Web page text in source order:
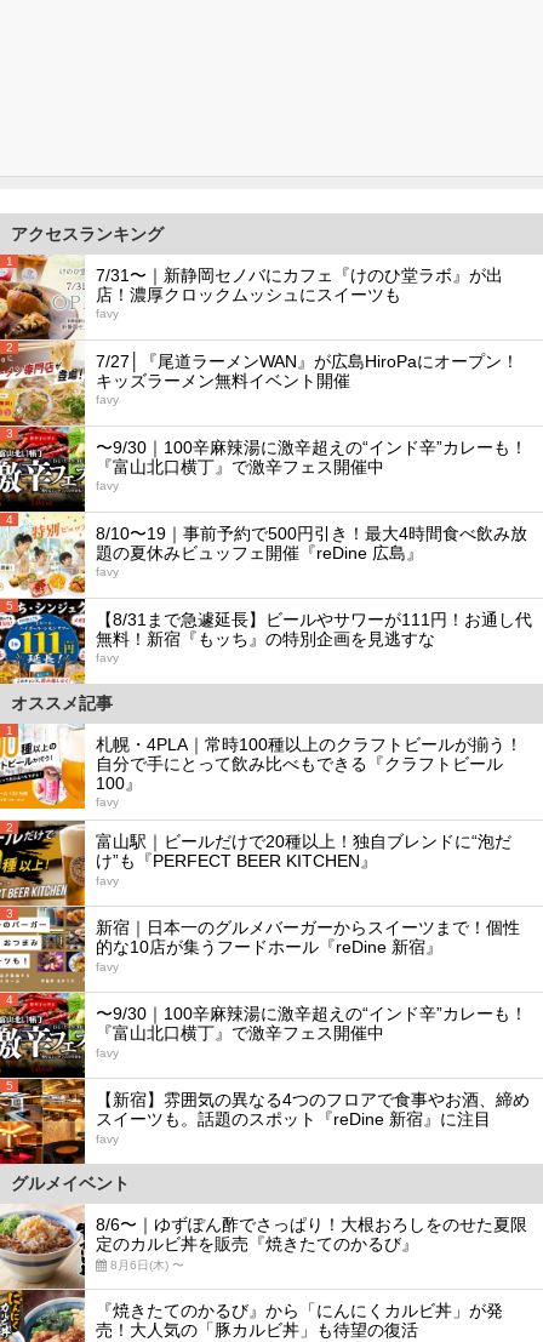
アクセスランキング
1
7/31〜｜新静岡セノバにカフェ『けのひ堂ラボ』が出
店！濃厚クロックムッシュにスイーツも
favy
2
7/27│『尾道ラーメンWAN』が広島HiroPaにオープン！
キッズラーメン無料イベント開催
favy
3
〜9/30｜100辛麻辣湯に激辛超えの“インド辛”カレーも！
『富山北口横丁』で激辛フェス開催中
favy
4
8/10〜19｜事前予約で500円引き！最大4時間食べ飲み放
題の夏休みビュッフェ開催『reDine 広島』
favy
5
【8/31まで急遽延長】ビールやサワーが111円！お通し代
無料！新宿『もッち』の特別企画を見逃すな
favy
オススメ記事
1
札幌・4PLA｜常時100種以上のクラフトビールが揃う！
自分で手にとって飲み比べもできる『クラフトビール
100』
favy
2
富山駅｜ビールだけで20種以上！独自ブレンドに“泡だ
け”も『PERFECT BEER KITCHEN』
favy
3
新宿｜日本一のグルメバーガーからスイーツまで！個性
的な10店が集うフードホール『reDine 新宿』
favy
4
〜9/30｜100辛麻辣湯に激辛超えの“インド辛”カレーも！
『富山北口横丁』で激辛フェス開催中
favy
5
【新宿】雰囲気の異なる4つのフロアで食事やお酒、締め
スイーツも。話題のスポット『reDine 新宿』に注目
favy
グルメイベント
8/6〜｜ゆずぽん酢でさっぱり！大根おろしをのせた夏限
定のカルビ丼を販売『焼きたてのかるび』
8月6日(木) 〜
『焼きたてのかるび』から「にんにくカルビ丼」が発
売！大人気の「豚カルビ丼」も待望の復活